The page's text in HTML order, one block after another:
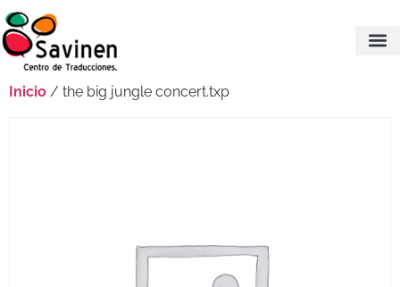
Inicio / the big jungle concert.txp